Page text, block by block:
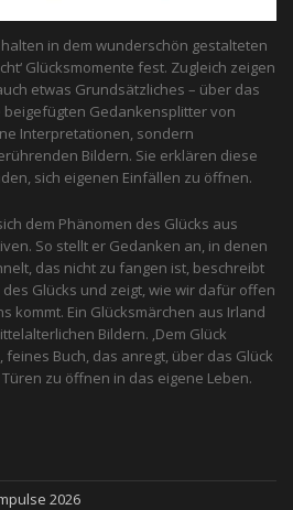
in dem wunderschön gestalteten
Glücksmomente fest. Zugleich zeigen
etwas Grundsätzliches – über das
beigefügten Gedankensplitter von
Interpretationen, sondern
Bildern. Sie erklären diese
sich eigenen Einfällen zu öffnen.
dem Phänomen des Glücks aus
So stellt er Gedanken an, in denen
das nicht zu fangen ist, beschreibt
Glücks und zeigt, wie wir dafür offen
kommt. Ein Glücksmärchen aus Irland
Bildern. ‚Dem Glück
feines Buch, das anregt, über das Glück
zu öffnen in das eigene Leben.
2026